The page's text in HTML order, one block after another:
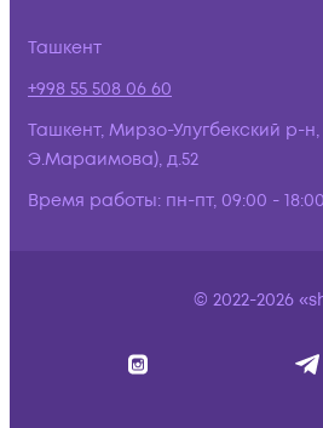
Ташкент
+998 55 508 06 60
Ташкент, Мирзо-Улугбекский р-
Э.Мараимова), д.52
Время работы: пн-пт, 09:00 - 18:00
© 2022-2026